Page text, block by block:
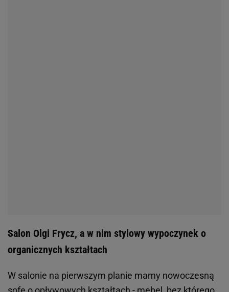
Salon Olgi Frycz, a w nim stylowy wypoczynek o
organicznych kształtach
W salonie na pierwszym planie mamy nowoczesną